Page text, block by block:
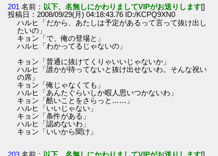
201 名前： 以下、名無しにかわりましてVIPがお送りします[]
投稿日：2008/09/29(月) 04:18:43.76 ID:/KCPQ9XN0
ハルヒ「だから、あたしは予定があるって言って抜け出し
たいの」
キョン「で、俺の登場と」
ハルヒ「わかってるじゃないの」
キョン「普通に抜けてくりゃいいじゃないか」
ハルヒ「誰かが待ってないと抜け出せないわ。そんな祝い
の席」
キョン「俺じゃなくても」
ハルヒ「あんたぐらいしか暇人思いつかないわ」
キョン「酷いことをさらっと……」
ハルヒ「いいじゃない」
キョン「条件がある」
ハルヒ「認めないわ」
キョン「いいから聞け」